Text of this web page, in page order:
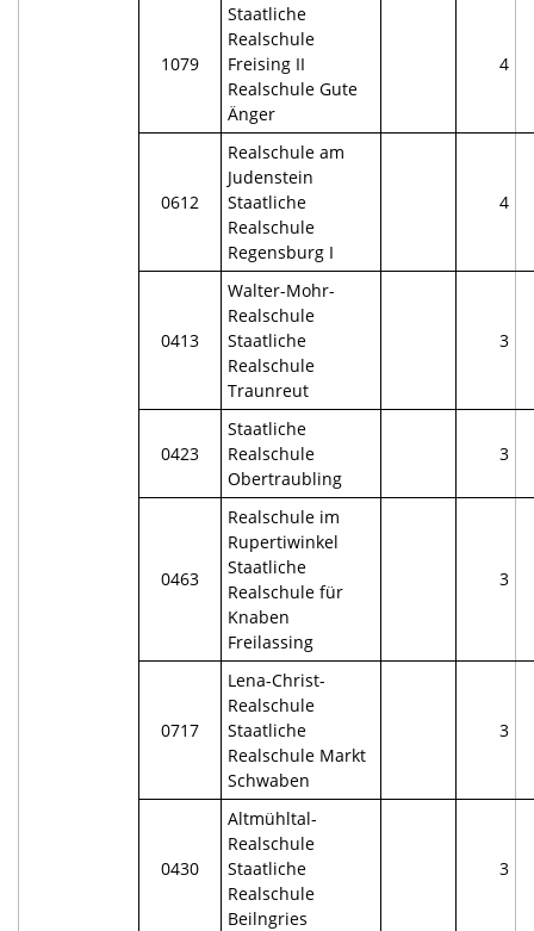
1079
Staatliche
Realschule
Freising II
Realschule Gute
Änger
4
0612
Realschule am
Judenstein
Staatliche
Realschule
Regensburg I
4
0413
Walter-Mohr-
Realschule
Staatliche
Realschule
Traunreut
3
0423
Staatliche
Realschule
Obertraubling
3
0463
Realschule im
Rupertiwinkel
Staatliche
Realschule für
Knaben
Freilassing
3
0717
Lena-Christ-
Realschule
Staatliche
Realschule Markt
Schwaben
3
0430
Altmühltal-
Realschule
Staatliche
Realschule
Beilngries
3